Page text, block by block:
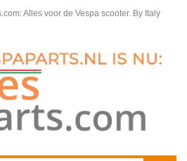
Alles voor de Vespa scooter. By Italy